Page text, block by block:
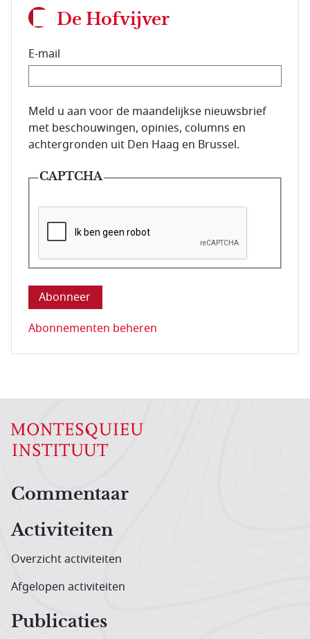
De Hofvijver
E-mail
E-mailadres van de abonnee.
Meld u aan voor de maandelijkse nieuwsbrief
met beschouwingen, opinies, columns en
achtergronden uit Den Haag en Brussel.
CAPTCHA
Deze vraag is om te controleren dat u een mens
Abonnementen beheren
Hoofdnavigatiemenu
Commentaar
Activiteiten
Overzicht activiteiten
Afgelopen activiteiten
Publicaties